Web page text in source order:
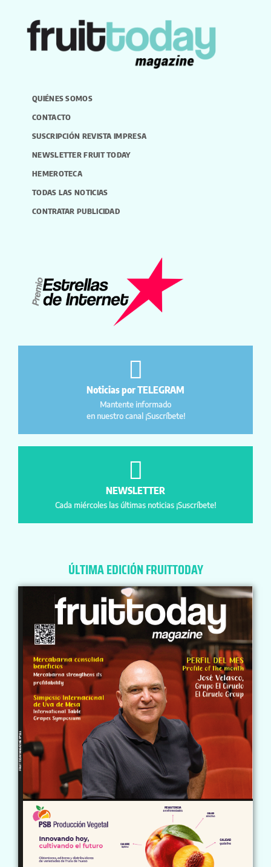
QUIÉNES SOMOS
CONTACTO
SUSCRIPCIÓN REVISTA IMPRESA
NEWSLETTER FRUIT TODAY
HEMEROTECA
TODAS LAS NOTICIAS
CONTRATAR PUBLICIDAD
Noticias por TELEGRAM
Mantente informado
en nuestro canal ¡Suscríbete!
NEWSLETTER
Cada miércoles las últimas noticias ¡Suscríbete!
ÚLTIMA EDICIÓN FRUITTODAY